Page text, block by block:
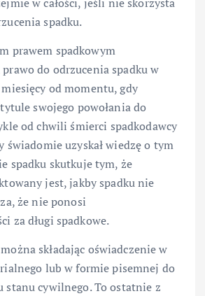
spadku.
prawem spadkowym
do odrzucenia spadku w
od momentu, gdy
swojego powołania do
od chwili śmierci spadkodawcy
świadomie uzyskał wiedzę o tym
spadku skutkuje tym, że
jest, jakby spadku nie
że nie ponosi
za długi spadkowe.
składając oświadczenie w
lub w formie pisemnej do
stanu cywilnego. To ostatnie z